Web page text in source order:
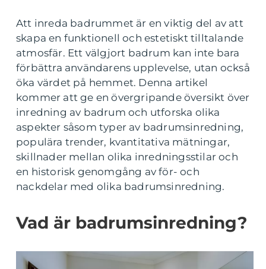
Att inreda badrummet är en viktig del av att
skapa en funktionell och estetiskt tilltalande
atmosfär. Ett välgjort badrum kan inte bara
förbättra användarens upplevelse, utan också
öka värdet på hemmet. Denna artikel
kommer att ge en övergripande översikt över
inredning av badrum och utforska olika
aspekter såsom typer av badrumsinredning,
populära trender, kvantitativa mätningar,
skillnader mellan olika inredningsstilar och
en historisk genomgång av för- och
nackdelar med olika badrumsinredning.
Vad är badrumsinredning?